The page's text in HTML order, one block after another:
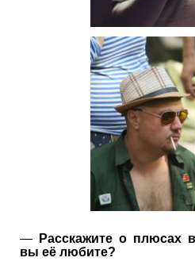
—
Расскажите о плюсах
вы её любите?